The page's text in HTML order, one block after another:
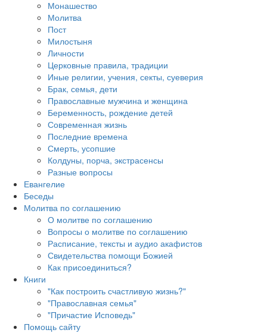
Монашество
Молитва
Пост
Милостыня
Личности
Церковные правила, традиции
Иные религии, учения, секты, суеверия
Брак, семья, дети
Православные мужчина и женщина
Беременность, рождение детей
Современная жизнь
Последние времена
Смерть, усопшие
Колдуны, порча, экстрасенсы
Разные вопросы
Евангелие
Беседы
Молитва по соглашению
О молитве по соглашению
Вопросы о молитве по соглашению
Расписание, тексты и аудио акафистов
Свидетельства помощи Божией
Как присоединиться?
Книги
"Как построить счастливую жизнь?"
"Православная семья"
"Причастие Исповедь"
Помощь сайту